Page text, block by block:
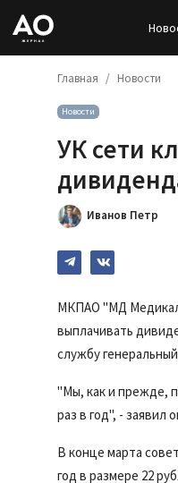
Статьи
База знаний
Подписка
Главная Новости
Новости
УК сети
Иванов Петр
МКПАО "МД
выплачивать
службу
"Мы, как и прежде,
раз в год", - заявил
В конце марта
год в размере 22